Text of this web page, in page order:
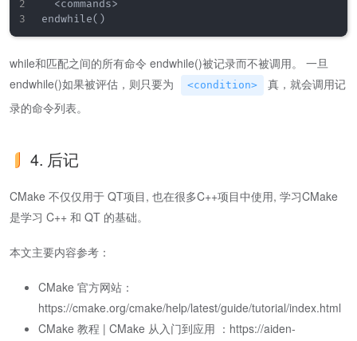
  <commands>
while和匹配之间的所有命令 endwhile()被记录而不被调用。 一旦
endwhile()如果被评估，则只要为
<condition>
真，就会调用记
录的命令列表。
4. 后记
CMake 不仅仅用于 QT项目, 也在很多C++项目中使用, 学习CMake
是学习 C++ 和 QT 的基础。
本文主要内容参考：
CMake 官方网站：
https://cmake.org/cmake/help/latest/guide/tutorial/index.html
CMake 教程 | CMake 从入门到应用 ：https://aiden-